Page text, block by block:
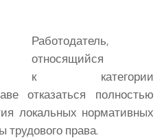
Работодатель,
относящийся
к категории
отказаться полностью
локальных нормативных
права.